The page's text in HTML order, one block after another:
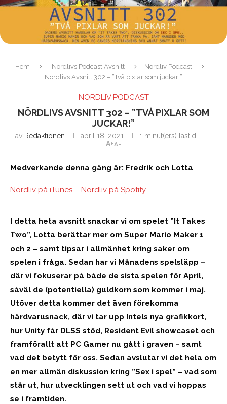
Hem Nördlivs Podcast Avsnitt
Nördliv Podcast
Nördlivs Avsnitt 302 – ”Två pixlar som juckar!”
NÖRDLIV PODCAST
NÖRDLIVS AVSNITT 302 – ”TVÅ PIXLAR SOM
JUCKAR!”
av Redaktionen april 18, 2021
1 minut(ers) lästid
A+A-
Medverkande denna gång är: Fredrik och Lotta
Nördliv på iTunes – Nördliv på Spotify
I detta heta avsnitt snackar vi om spelet ”It Takes
Two”, Lotta berättar mer om Super Mario Maker 1
och 2 – samt tipsar i allmänhet kring saker om
spelen i fråga. Sedan har vi Månadens spelsläpp –
där vi fokuserar på både de sista spelen för April,
såväl de (potentiella) guldkorn som kommer i maj.
Utöver detta kommer det även förekomma
hårdvarusnack, där vi tar upp Intels nya grafikkort,
hur Unity får DLSS stöd, Resident Evil showcaset och
framförallt att PC Gamer nu gått i graven – samt
vad det betytt för oss. Sedan avslutar vi det hela om
en mer allmän diskussion kring ”Sex i spel” – vad som
står ut, hur utvecklingen sett ut och vad vi hoppas
se i framtiden.